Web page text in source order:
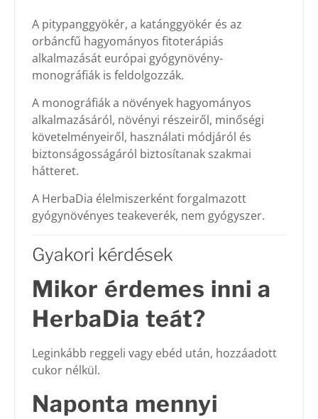
A pitypanggyökér, a katánggyökér és az
orbáncfű hagyományos fitoterápiás
alkalmazását európai gyógynövény-
monográfiák is feldolgozzák.
A monográfiák a növények hagyományos
alkalmazásáról, növényi részeiről, minőségi
követelményeiről, használati módjáról és
biztonságosságáról biztosítanak szakmai
hátteret.
A HerbaDia élelmiszerként forgalmazott
gyógynövényes teakeverék, nem gyógyszer.
Gyakori kérdések
Mikor érdemes inni a
HerbaDia teát?
Leginkább reggeli vagy ebéd után, hozzáadott
cukor nélkül.
Naponta mennyi